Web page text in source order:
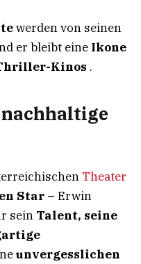
werden von seinen
er bleibt eine Ikone
Kinos .
Theater
Star – Erwin
sein Talent, seine
unvergesslichen